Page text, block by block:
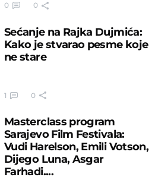
0 0
Sećanje na Rajka Dujmića:
Kako je stvarao pesme koje
ne stare
1 0
Masterclass program
Sarajevo Film Festivala:
Vudi Harelson, Emili Votson,
Dijego Luna, Asgar
Farhadi....